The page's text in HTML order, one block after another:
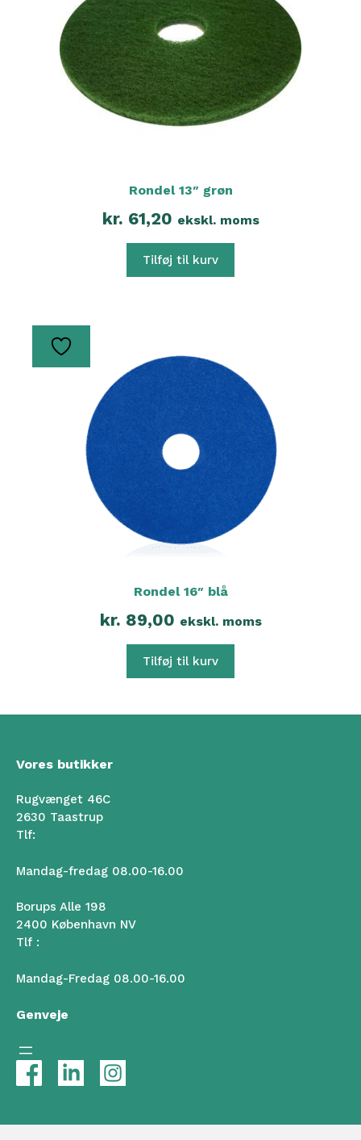
Rondel 13″ grøn
kr. 61,20 ekskl. moms
Tilføj til kurv
Rondel 16″ blå
kr. 89,00 ekskl. moms
Tilføj til kurv
Vores butikker
Rugvænget 46C
2630 Taastrup
Tlf:
Mandag-fredag 08.00-16.00
Borups Alle 198
2400 København NV
Tlf :
Mandag-Fredag 08.00-16.00
Genveje